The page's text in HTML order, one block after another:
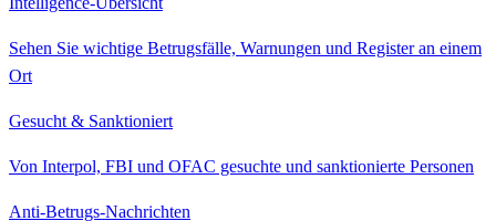
Sehen Sie wichtige Betrugsfälle, Warnungen und Register an einem
Ort
Gesucht & Sanktioniert
Von Interpol, FBI und OFAC gesuchte und sanktionierte Personen
Anti-Betrugs-Nachrichten